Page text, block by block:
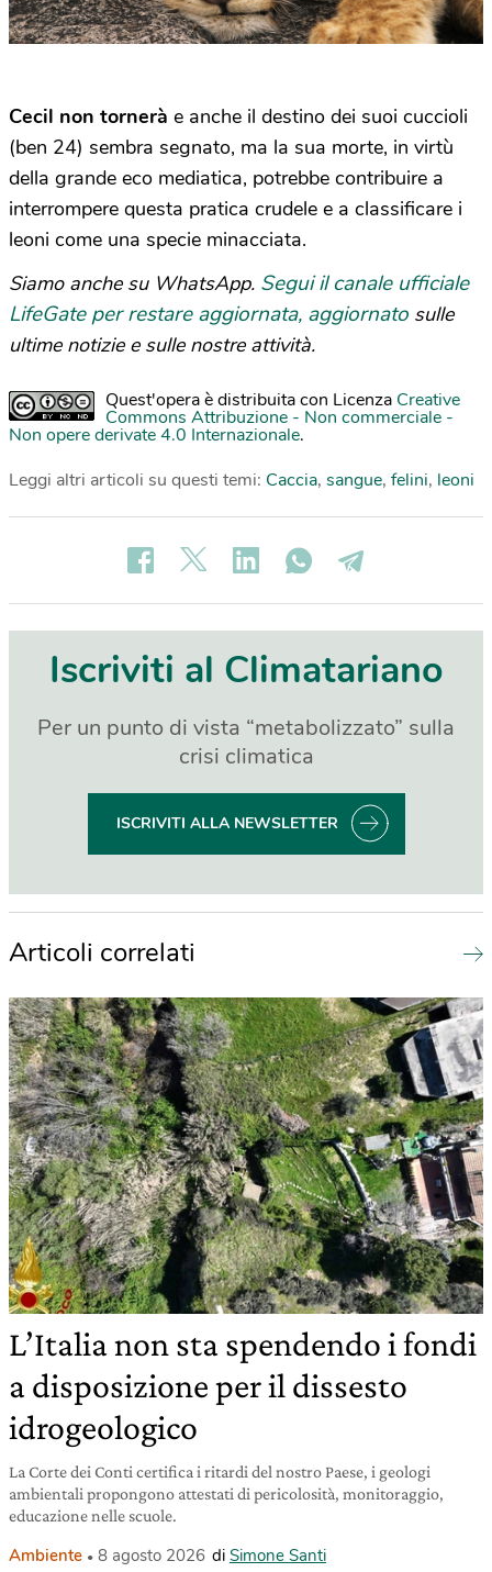
Cecil non tornerà e anche il destino dei suoi cuccioli
(ben 24) sembra segnato, ma la sua morte, in virtù
della grande eco mediatica, potrebbe contribuire a
interrompere questa pratica crudele e a classificare i
leoni come una specie minacciata.
Siamo anche su WhatsApp. Segui il canale ufficiale
LifeGate per restare aggiornata, aggiornato sulle
ultime notizie e sulle nostre attività.
Quest'opera è distribuita con Licenza Creative
Commons Attribuzione - Non commerciale -
Non opere derivate 4.0 Internazionale.
Leggi altri articoli su questi temi: Caccia, sangue, felini, leoni
Iscriviti al Climatariano
Per un punto di vista “metabolizzato” sulla
crisi climatica
ISCRIVITI ALLA NEWSLETTER
Articoli correlati
L’Italia non sta spendendo i fondi
a disposizione per il dissesto
idrogeologico
La Corte dei Conti certifica i ritardi del nostro Paese, i geologi
ambientali propongono attestati di pericolosità, monitoraggio,
educazione nelle scuole.
Ambiente 8 agosto 2026 di Simone Santi